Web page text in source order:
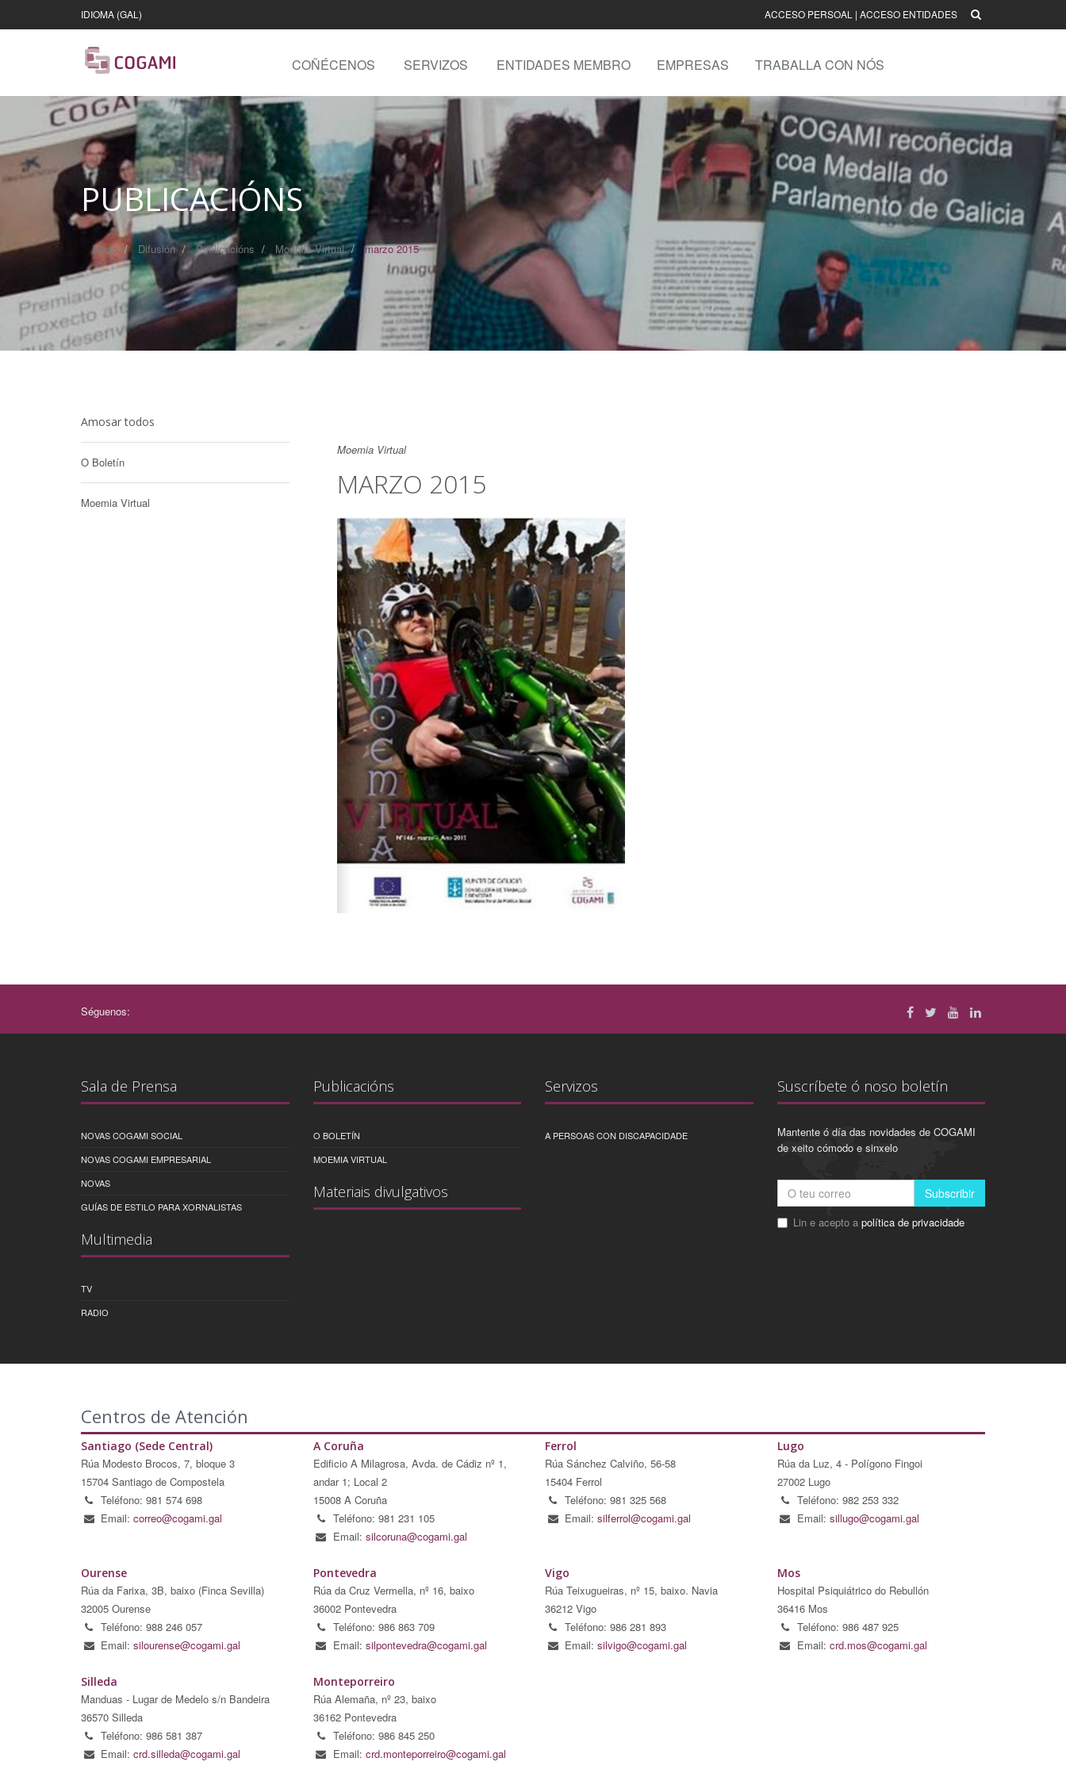
IDIOMA (GAL) ACCESO PERSOAL | ACCESO ENTIDADES
COÑÉCENOS SERVIZOS ENTIDADES MEMBRO EMPRESAS TRABALLA CON NÓS
PUBLICACIÓNS
Inicio Difusión Publicacións Moemia Virtual marzo 2015
Amosar todos
O Boletín
Moemia Virtual
Moemia Virtual
MARZO 2015
Séguenos:
Sala de Prensa
NOVAS COGAMI SOCIAL
NOVAS COGAMI EMPRESARIAL
NOVAS
GUÍAS DE ESTILO PARA XORNALISTAS
Multimedia
TV
RADIO
Publicacións
O BOLETÍN
MOEMIA VIRTUAL
Materiais divulgativos
Servizos
A PERSOAS CON DISCAPACIDADE
Suscríbete ó noso boletín
Mantente ó día das novidades de COGAMI
de xeito cómodo e sinxelo
Subscribir
Lin e acepto a política de privacidade
Centros de Atención
Santiago (Sede Central)
Rúa Modesto Brocos, 7, bloque 3
15704 Santiago de Compostela
Teléfono: 981 574 698
Email: correo@cogami.gal
A Coruña
Edificio A Milagrosa, Avda. de Cádiz nº 1,
andar 1; Local 2
15008 A Coruña
Teléfono: 981 231 105
Email: silcoruna@cogami.gal
Ferrol
Rúa Sánchez Calviño, 56-58
15404 Ferrol
Teléfono: 981 325 568
Email: silferrol@cogami.gal
Lugo
Rúa da Luz, 4 - Polígono Fingoi
27002 Lugo
Teléfono: 982 253 332
Email: sillugo@cogami.gal
Ourense
Rúa da Farixa, 3B, baixo (Finca Sevilla)
32005 Ourense
Teléfono: 988 246 057
Email: silourense@cogami.gal
Pontevedra
Rúa da Cruz Vermella, nº 16, baixo
36002 Pontevedra
Teléfono: 986 863 709
Email: silpontevedra@cogami.gal
Vigo
Rúa Teixugueiras, nº 15, baixo. Navia
36212 Vigo
Teléfono: 986 281 893
Email: silvigo@cogami.gal
Mos
Hospital Psiquiátrico do Rebullón
36416 Mos
Teléfono: 986 487 925
Email: crd.mos@cogami.gal
Silleda
Manduas - Lugar de Medelo s/n Bandeira
36570 Silleda
Teléfono: 986 581 387
Email: crd.silleda@cogami.gal
Monteporreiro
Rúa Alemaña, nº 23, baixo
36162 Pontevedra
Teléfono: 986 845 250
Email: crd.monteporreiro@cogami.gal